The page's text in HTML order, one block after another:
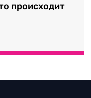
происходит